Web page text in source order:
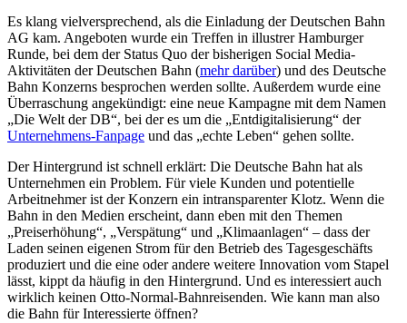
Es klang vielversprechend, als die Einladung der Deutschen Bahn
AG kam. Angeboten wurde ein Treffen in illustrer Hamburger
Runde, bei dem der Status Quo der bisherigen Social Media-
Aktivitäten der Deutschen Bahn (mehr darüber) und des Deutsche
Bahn Konzerns besprochen werden sollte. Außerdem wurde eine
Überraschung angekündigt: eine neue Kampagne mit dem Namen
„Die Welt der DB“, bei der es um die „Entdigitalisierung“ der
Unternehmens-Fanpage und das „echte Leben“ gehen sollte.
Der Hintergrund ist schnell erklärt: Die Deutsche Bahn hat als
Unternehmen ein Problem. Für viele Kunden und potentielle
Arbeitnehmer ist der Konzern ein intransparenter Klotz. Wenn die
Bahn in den Medien erscheint, dann eben mit den Themen
„Preiserhöhung“, „Verspätung“ und „Klimaanlagen“ – dass der
Laden seinen eigenen Strom für den Betrieb des Tagesgeschäfts
produziert und die eine oder andere weitere Innovation vom Stapel
lässt, kippt da häufig in den Hintergrund. Und es interessiert auch
wirklich keinen Otto-Normal-Bahnreisenden. Wie kann man also
die Bahn für Interessierte öffnen?